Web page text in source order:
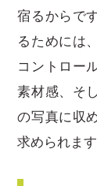
宿るからで
るためには
コントロー
素材感、そ
の写真に収
求められます